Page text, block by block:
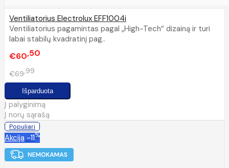
Ventiliatorius Electrolux EFF1004i
Ventiliatorius pagamintas pagal „High-Tech“ dizainą ir turi
labai stabilų kvadratinį pag..
€60 50
€69 99
Į palyginimą
Į norų sąrašą
Populiari
Akcija -11%